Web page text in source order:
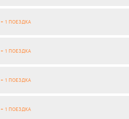
+ 1 ПОЕЗДКА
+ 1 ПОЕЗДКА
+ 1 ПОЕЗДКА
+ 1 ПОЕЗДКА